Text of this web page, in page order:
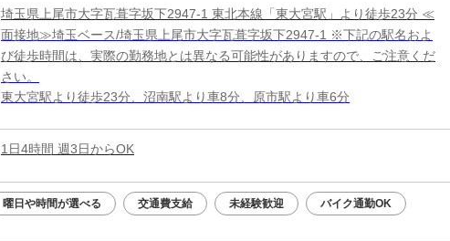
埼玉県上尾市大字瓦葺字坂下2947-1 東北本線「東大宮駅」より徒歩23分 ≪
面接地≫埼玉ベース/埼玉県上尾市大字瓦葺字坂下2947-1 ※下記の駅名およ
び徒歩時間は、実際の勤務地とは異なる可能性がありますので、ご注意くだ
さい。
東大宮駅より徒歩23分、沼南駅より車8分、原市駅より車6分
1日4時間 週3日からOK
曜日や時間が選べる 交通費支給 未経験歓迎 バイク通勤OK